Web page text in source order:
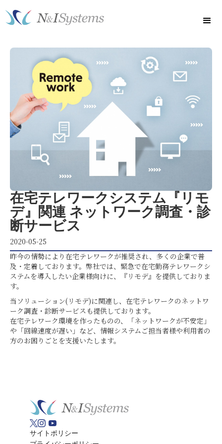
在宅テレワークシステム『リモ
デ』関連 ネットワーク調査・診
断サービス
2020-05-25
昨今の情勢により在宅テレワークが推奨され、多くの企業で普
及・定着しております。弊社では、緊急で在宅勤務テレワークシ
ステムを導入したい企業様向けに、『リモデ』を提供しておりま
す。
当ソリューション(リモデ)に関連し、在宅テレワークのネットワ
ーク調査・診断サービスも提供しております。
在宅テレワーク環境を作ったものの、「ネットワークが不安定」
や「回線速度が遅い」など、情報システムご担当者様や利用者の
方のお困りごとを支援いたします。
サイトポリシー